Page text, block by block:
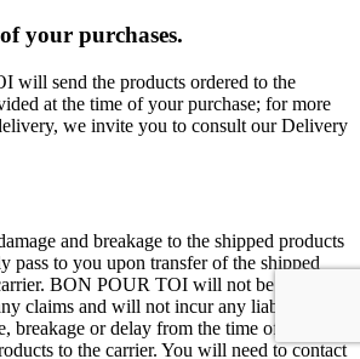
your purchases.
will send the products ordered to the
at the time of your purchase; for more
we invite you to consult our Delivery
and breakage to the shipped products
pass to you upon transfer of the shipped
BON POUR TOI will not be
claims and will not incur any liability for
breakage or delay from the time of transfer
to the carrier. You will need to contact